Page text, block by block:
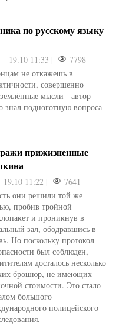
по русскому языку
19.10 11:33 |
7798
не откажешь в
совершенно
мысли - автор
знал подноготную вопроса
прижизненные
19.10 11:22 |
7641
они решили той же
пробив тройной
и проникнув в
зал, ободравшись в
Но поскольку протокол
был соблюден,
досталось несколько
брошюр, не имеющих
стоимости. Это стало
большого
полицейского